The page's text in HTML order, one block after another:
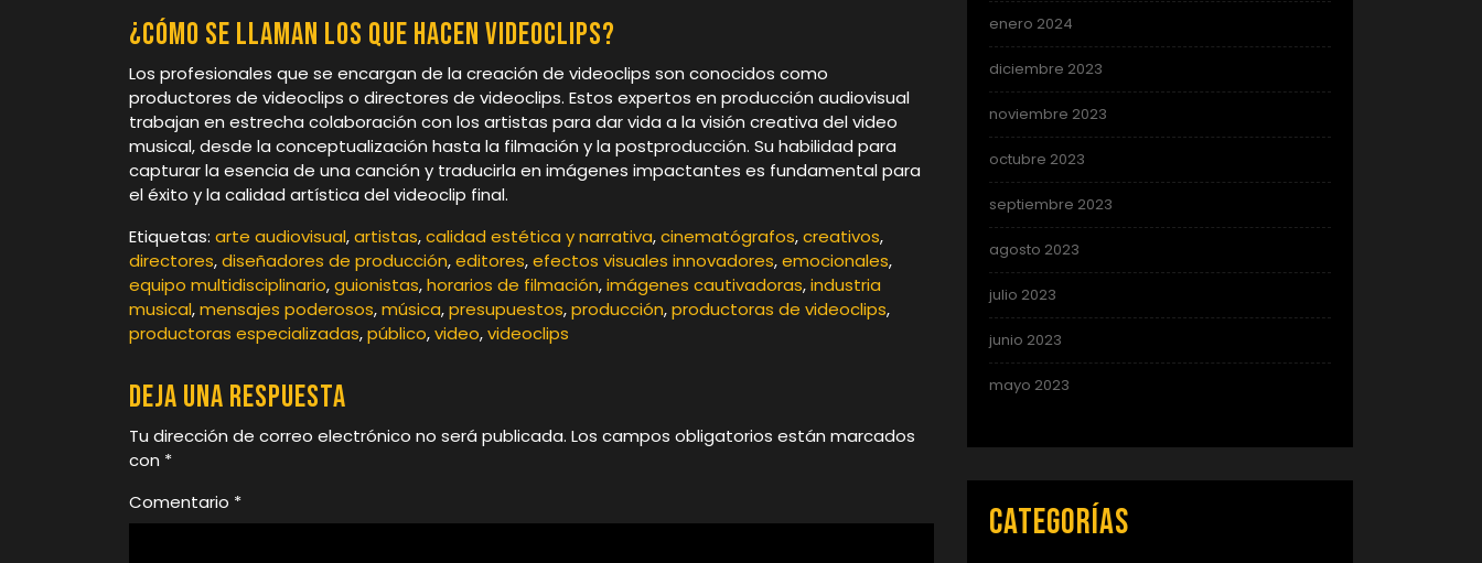
¿Cómo se llaman los que hacen videoclips?
Los profesionales que se encargan de la creación de videoclips son conocidos como
productores de videoclips o directores de videoclips. Estos expertos en producción audiovisual
trabajan en estrecha colaboración con los artistas para dar vida a la visión creativa del video
musical, desde la conceptualización hasta la filmación y la postproducción. Su habilidad para
capturar la esencia de una canción y traducirla en imágenes impactantes es fundamental para
el éxito y la calidad artística del videoclip final.
Etiquetas: arte audiovisual,artistas,calidad estética y narrativa,cinematógrafos,creativos,
directores,diseñadores de producción,editores,efectos visuales innovadores,emocionales,
equipo multidisciplinario,guionistas,horarios de filmación,imágenes cautivadoras,industria
musical,mensajes poderosos,música,presupuestos,producción,productoras de videoclips,
productoras especializadas,público,video,videoclips
Deja una respuesta
Tu dirección de correo electrónico no será publicada. Los campos obligatorios están marcados
con *
Comentario *
enero 2024
diciembre 2023
noviembre 2023
octubre 2023
septiembre 2023
agosto 2023
julio 2023
junio 2023
mayo 2023
Categorías